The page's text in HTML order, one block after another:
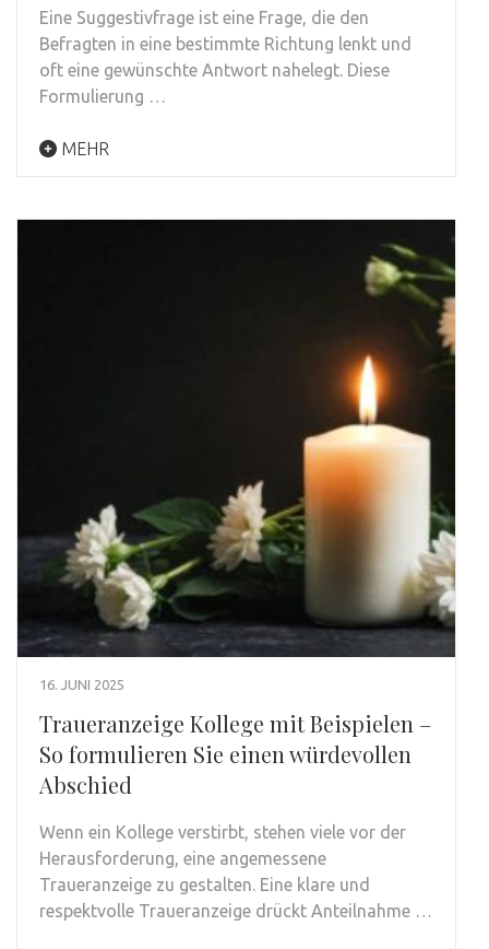
Eine Suggestivfrage ist eine Frage, die den
Befragten in eine bestimmte Richtung lenkt und
oft eine gewünschte Antwort nahelegt. Diese
Formulierung …
MEHR
16. JUNI 2025
Traueranzeige Kollege mit Beispielen –
So formulieren Sie einen würdevollen
Abschied
Wenn ein Kollege verstirbt, stehen viele vor der
Herausforderung, eine angemessene
Traueranzeige zu gestalten. Eine klare und
respektvolle Traueranzeige drückt Anteilnahme …